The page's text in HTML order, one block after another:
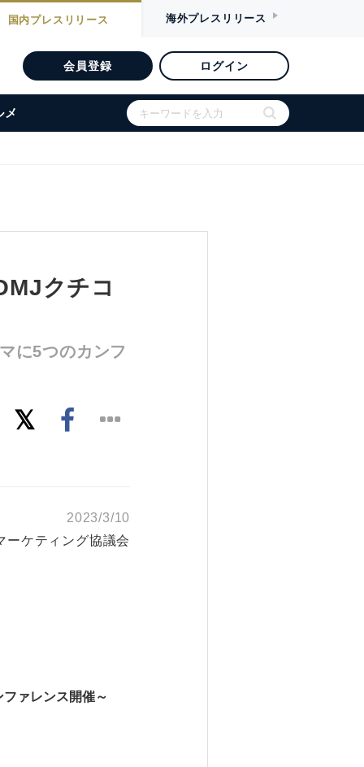
国内プレスリリース 海外プレスリリース
会員登録 ログイン
メ
クチコ
に5つのカンフ
2023/3/10
ーケティング協議会
ファレンス開催～